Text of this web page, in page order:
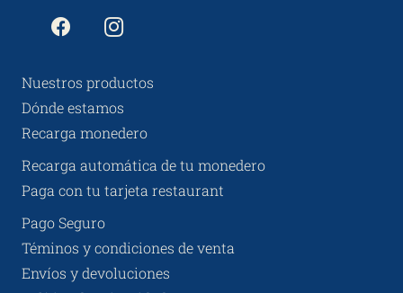
Nuestros productos
Dónde estamos
Recarga monedero
Recarga automática de tu monedero
Paga con tu tarjeta restaurant
Pago Seguro
Téminos y condiciones de venta
Envíos y devoluciones